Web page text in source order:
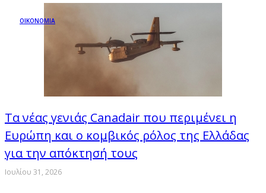
ΟΙΚΟΝΟΜΙΑ
Τα νέας γενιάς Canadair που περιμένει η
Ευρώπη και ο κομβικός ρόλος της Ελλάδας
για την απόκτησή τους
Ιουλίου 31, 2026